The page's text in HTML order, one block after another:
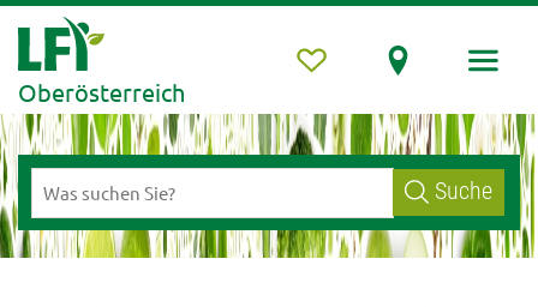
Oberösterreich
Suche